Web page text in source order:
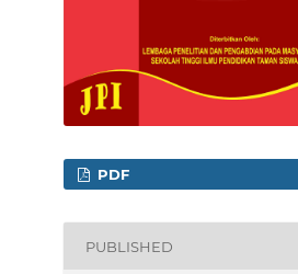
PDF
PUBLISHED